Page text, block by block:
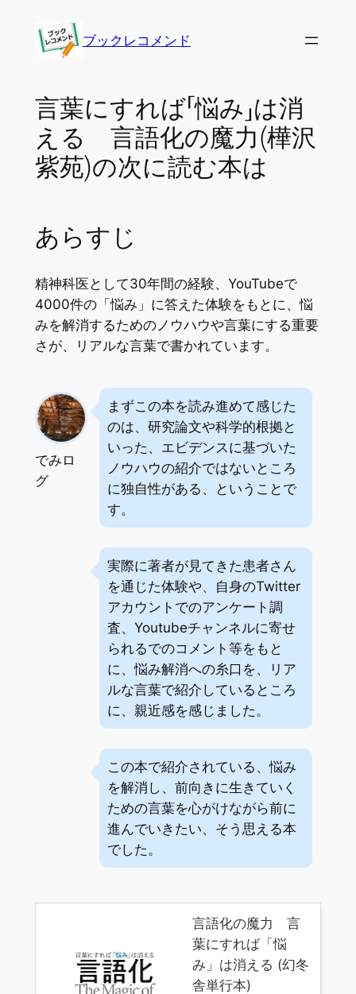
ブックレコメンド
言葉にすれば「悩み」は消
える 言語化の魔力(樺沢
紫苑)の次に読む本は
あらすじ
精神科医として30年間の経験、YouTubeで
4000件の「悩み」に答えた体験をもとに、悩
みを解消するためのノウハウや言葉にする重要
さが、リアルな言葉で書かれています。
でみロ
グ
まずこの本を読み進めて感じた
のは、研究論文や科学的根拠と
いった、エビデンスに基づいた
ノウハウの紹介ではないところ
に独自性がある、ということで
す。
実際に著者が見てきた患者さん
を通じた体験や、自身のTwitter
アカウントでのアンケート調
査、Youtubeチャンネルに寄せ
られるでのコメント等をもと
に、悩み解消への糸口を、リア
ルな言葉で紹介しているところ
に、親近感を感じました。
この本で紹介されている、悩み
を解消し、前向きに生きていく
ための言葉を心がけながら前に
進んでいきたい、そう思える本
でした。
言語化の魔力 言
葉にすれば「悩
み」は消える (幻冬
舎単行本)